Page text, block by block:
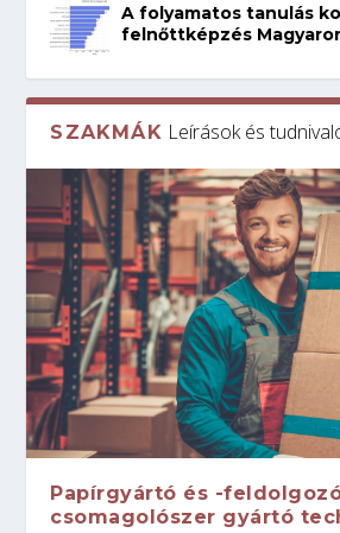
A folyamatos tanulás
felnőttképzés
SZAKMÁK Leírások és
Papírgyártó és -
csomagolószer gyártó